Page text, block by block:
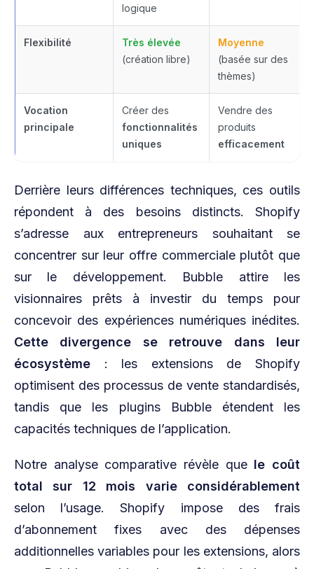
logique
Flexibilité
Très élevée
(création libre)
Moyenne
(basée sur des
thèmes)
Vocation
principale
Créer des
fonctionnalités
uniques
Vendre des
produits
efficacement
Derrière leurs différences techniques, ces outils
répondent à des besoins distincts. Shopify
s’adresse aux entrepreneurs souhaitant se
concentrer sur leur offre commerciale plutôt que
sur le développement. Bubble attire les
visionnaires prêts à investir du temps pour
concevoir des expériences numériques inédites.
Cette divergence se retrouve dans leur
écosystème : les extensions de Shopify
optimisent des processus de vente standardisés,
tandis que les plugins Bubble étendent les
capacités techniques de l’application.
Notre analyse comparative révèle que le coût
total sur 12 mois varie considérablement
selon l’usage. Shopify impose des frais
d’abonnement fixes avec des dépenses
additionnelles variables pour les extensions, alors